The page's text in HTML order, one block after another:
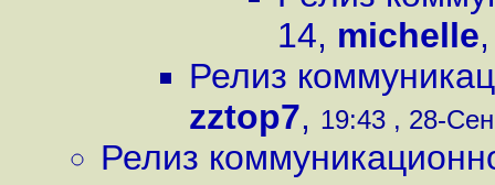
14, michelle
Релиз
zztop7, 19:43 , 28-
Релиз